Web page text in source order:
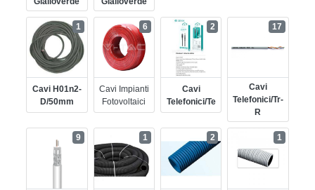
Cavi H01n2-
D/50mm
1
Cavi Impianti
Fotovoltaici
6
Cavi
Telefonici/te
2
Cavi
Telefonici/tr-
R
17
9 1 2 1